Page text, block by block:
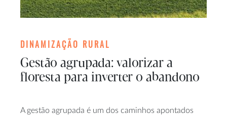
DINAMIZAÇÃO RURAL
Gestão agrupada: valorizar a
floresta para inverter o abandono
A gestão agrupada é um dos caminhos apontados